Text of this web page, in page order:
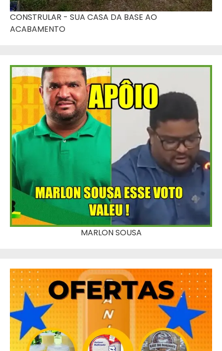
CONSTRULAR - SUA CASA DA BASE AO
ACABAMENTO
MARLON SOUSA